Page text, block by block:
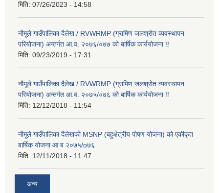
मिति: 07/26/2023 - 14:58
नौमूले गाउँपालिका दैलेख / RVWRMP (ग्रामिण जलश्रोत व्यवस्थापन
परियोजना) अन्तर्गत आ.व. २०७६/०७७ को बार्षिक कार्ययोजना !!
मिति: 09/23/2019 - 17:31
नौमूले गाउँपालिका दैलेख / RVWRMP (ग्रामिण जलश्रोत व्यवस्थापन
परियोजना) अन्तर्गत आ.व. २०७५/०७६ को बार्षिक कार्ययोजना !!
मिति: 12/12/2018 - 11:54
नौमूले गाउँपालिका दैलेखको MSNP (बहुक्षेत्रीय पोषण योजना) को एकीकृत
बार्षिक योजना आ ब २०७५/o७६
मिति: 12/11/2018 - 11:47
अन्य